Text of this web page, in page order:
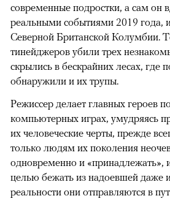
современные подростки, а сам он
реальными событиями 2019 года,
Северной Британской Колумбии.
тинейджеров убили трех
скрылись в бескрайних лесах, где
обнаружили и их трупы.
Режиссер делает главных героев
компьютерных играх, умудряясь
их человеческие черты, прежде
только людям их поколения
одновременно и «принадлежать»,
целью бежать из надоевшей даже
реальности они отправляются в